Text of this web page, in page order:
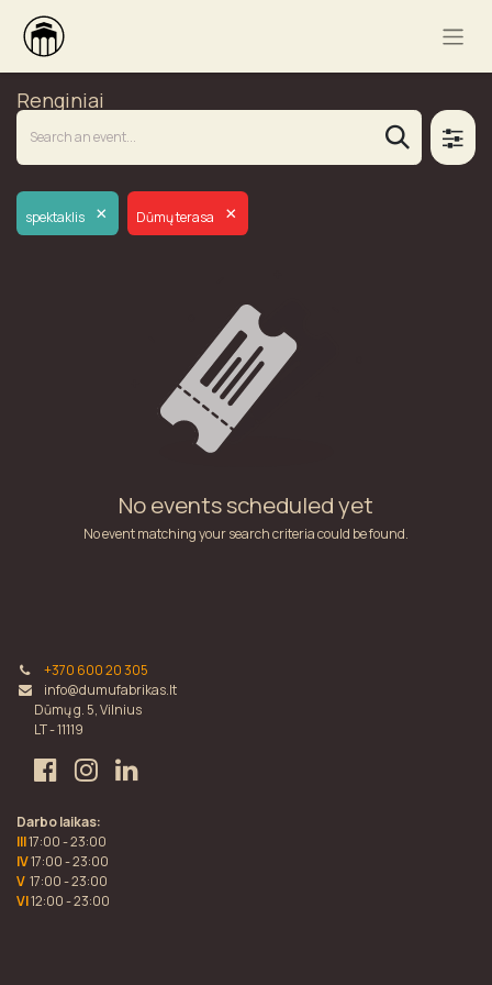
Renginiai
spektaklis × Dūmų terasa ×
No events scheduled yet
No event matching your search criteria could be found.
+370 600 20 305
info@dumufabrikas.lt
Dūmų g. 5, Vilnius
LT - 11119
Darbo laikas:
III17:00 - 23:00
IV17:00 - 23:00
V 17:00 - 23:00
VI12:00 - 23:00